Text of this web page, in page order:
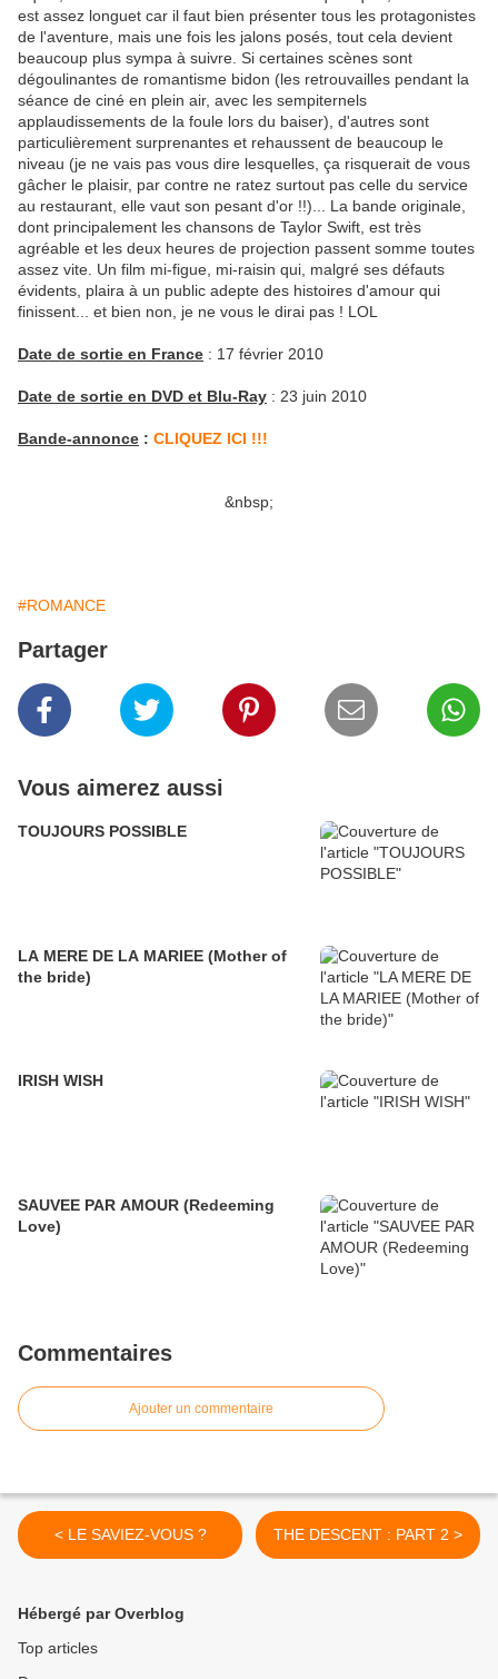
est assez longuet car il faut bien présenter tous les protagonistes
de l'aventure, mais une fois les jalons posés, tout cela devient
beaucoup plus sympa à suivre. Si certaines scènes sont
dégoulinantes de romantisme bidon (les retrouvailles pendant la
séance de ciné en plein air, avec les sempiternels
applaudissements de la foule lors du baiser), d'autres sont
particulièrement surprenantes et rehaussent de beaucoup le
niveau (je ne vais pas vous dire lesquelles, ça risquerait de vous
gâcher le plaisir, par contre ne ratez surtout pas celle du service
au restaurant, elle vaut son pesant d'or !!)... La bande originale,
dont principalement les chansons de Taylor Swift, est très
agréable et les deux heures de projection passent somme toutes
assez vite. Un film mi-figue, mi-raisin qui, malgré ses défauts
évidents, plaira à un public adepte des histoires d'amour qui
finissent... et bien non, je ne vous le dirai pas ! LOL
Date de sortie en France : 17 février 2010
Date de sortie en DVD et Blu-Ray : 23 juin 2010
Bande-annonce : CLIQUEZ ICI !!!
&nbsp;
#ROMANCE
Partager
Vous aimerez aussi
TOUJOURS POSSIBLE
LA MERE DE LA MARIEE (Mother of
the bride)
IRISH WISH
SAUVEE PAR AMOUR (Redeeming
Love)
Commentaires
Ajouter un commentaire
< LE SAVIEZ-VOUS ? THE DESCENT : PART 2 >
Hébergé par Overblog
Top articles